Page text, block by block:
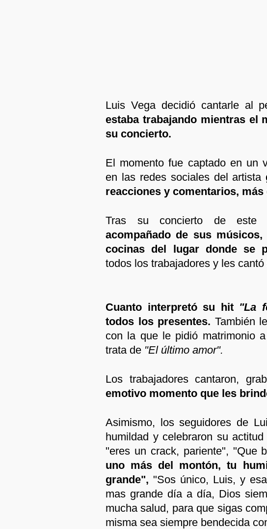
Luis Vega decidió cantarle al
estaba trabajando mientras el
su concierto.
El momento fue captado en un
en las redes sociales del artista
reacciones y comentarios, más
Tras su concierto de este
acompañado de sus
cocinas del lugar donde se
todos los trabajadores y les
Cuanto interpretó su hit "La
todos los presentes. También
con la que le pidió matrimonio
trata de "El último amor".
Los trabajadores cantaron,
emotivo momento que les
Asimismo, los seguidores de
humildad y celebraron su
"eres un crack, pariente", "Que
uno más del montón, tu
grande", "Sos único, Luis, y
mas grande día a día, Dios
mucha salud, para que sigas
misma sea siempre bendecida